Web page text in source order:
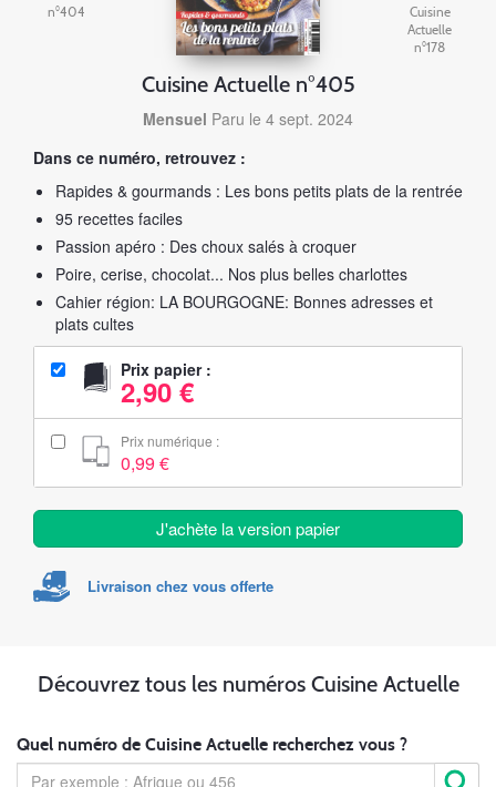
n°404
Cuisine Actuelle n°405
Mensuel Paru le 4 sept. 2024
Dans ce numéro, retrouvez :
Rapides & gourmands : Les bons petits plats de la rentrée
95 recettes faciles
Passion apéro : Des choux salés à croquer
Poire, cerise, chocolat... Nos plus belles charlottes
Cahier région: LA BOURGOGNE: Bonnes adresses et
plats cultes
Prix papier :
2,90 €
Prix numérique :
0,99 €
J'achète la version papier
Livraison chez vous offerte
Cuisine
Actuelle
n°178
Découvrez tous les numéros Cuisine Actuelle
Quel numéro de Cuisine Actuelle recherchez vous ?